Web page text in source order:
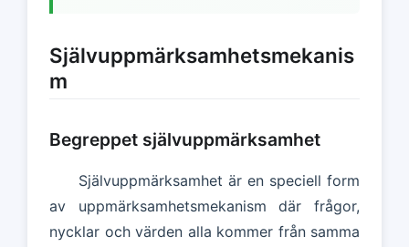
Självuppmärksamhetsmekanis
m
Begreppet självuppmärksamhet
Självuppmärksamhet är en speciell form
av uppmärksamhetsmekanism där frågor,
nycklar och värden alla kommer från samma